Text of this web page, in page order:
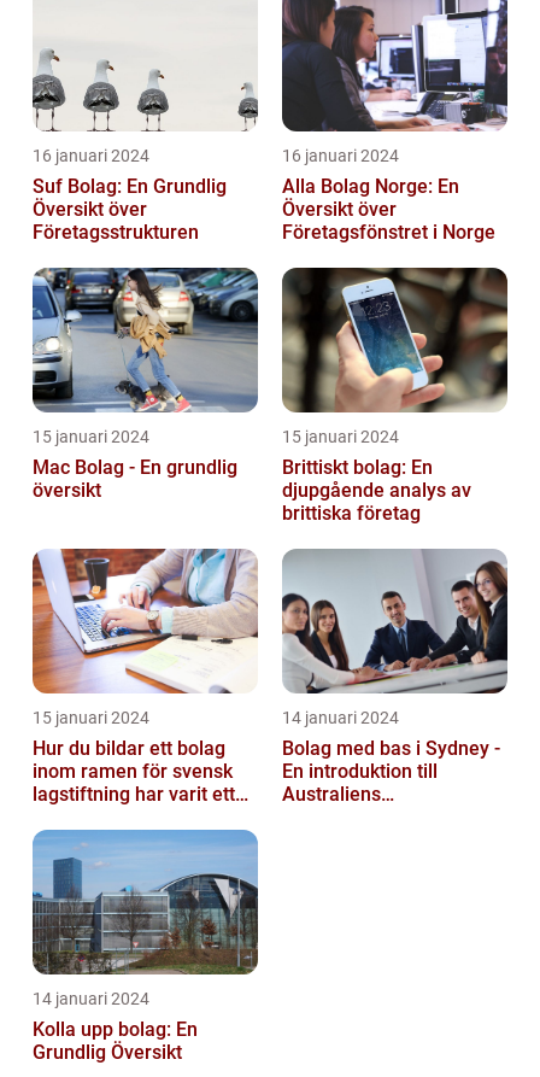
16 januari 2024
Suf Bolag: En Grundlig
Översikt över
Företagsstrukturen
16 januari 2024
Alla Bolag Norge: En
Översikt över
Företagsfönstret i Norge
15 januari 2024
Mac Bolag - En grundlig
översikt
15 januari 2024
Brittiskt bolag: En
djupgående analys av
brittiska företag
15 januari 2024
Hur du bildar ett bolag
inom ramen för svensk
lagstiftning har varit ett
läng...
14 januari 2024
Bolag med bas i Sydney -
En introduktion till
Australiens
14 januari 2024
Kolla upp bolag: En
Grundlig Översikt